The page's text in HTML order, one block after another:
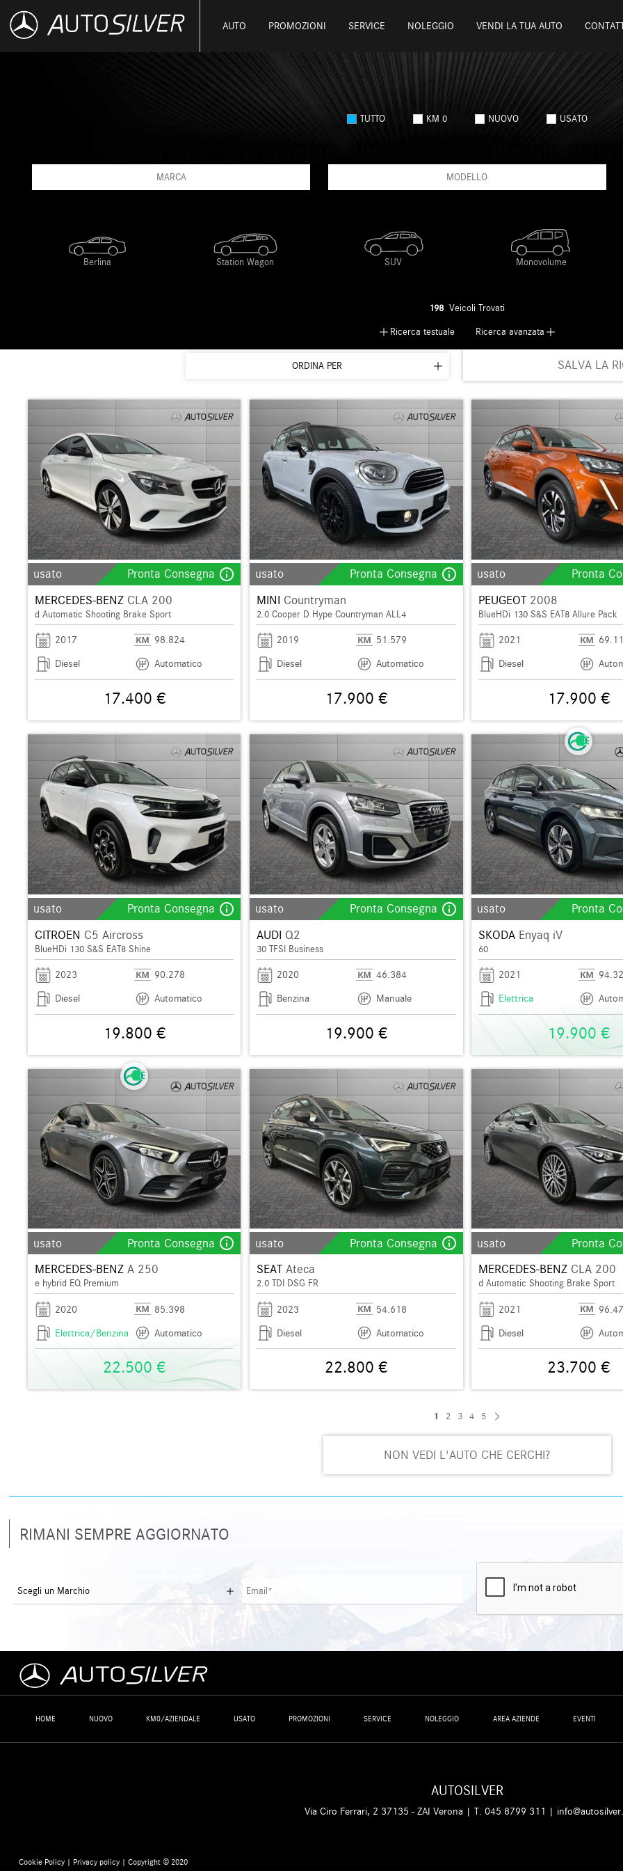
AUTO PROMOZIONI SERVICE NOLEGGIO VENDI LA TUA AUTO
TUTTO KM 0 NUOVO USATO
MARCA MODELLO
198 Veicoli Trovati
Ricerca testuale
Ricerca avanzata
ORDINA PER SALVA LA
usato Pronta Consegna info_outline
MERCEDES-BENZCLA 200
d Automatic Shooting Brake Sport
2017
98.824
Diesel
Automatico
17.400 €
usato Pronta Consegna info_outline
MINI Countryman
2.0 Cooper D Hype Countryman ALL4
2019
51.579
Diesel
Automatico
17.900 €
usato Pronta
PEUGEOT 2008
BlueHDi 130 S&S EAT8 Allure Pack
2021
Diesel
17.900 €
usato Pronta Consegna info_outline
CITROEN C5 Aircross
BlueHDi 130 S&S EAT8 Shine
2023
90.278
Diesel
Automatico
19.800 €
usato Pronta Consegna info_outline
AUDI Q2
30 TFSI Business
2020
46.384
Benzina
Manuale
19.900 €
usato Pronta
SKODA Enyaq iV
60
2021
Elettrica
19.900 €
usato Pronta Consegna info_outline
MERCEDES-BENZA 250
e hybrid EQ Premium
2020
85.398
Elettrica/Benzina
Automatico
22.500 €
usato Pronta Consegna info_outline
SEAT Ateca
2.0 TDI DSG FR
2023
54.618
Diesel
Automatico
22.800 €
usato Pronta
MERCEDES-BENZ CLA 200
d Automatic Shooting Brake Sport
2021
Diesel
23.700 €
1 2 3 4 5
NON VEDI L'AUTO CHE CERCHI?
RIMANI SEMPRE AGGIORNATO
HOME NUOVO KM0/AZIENDALE USATO PROMOZIONI SERVICE NOLEGGIO AREA AZIENDE EVENTI
AUTOSILVER
Via Ciro Ferrari, 2 37135 - ZAI Verona | T.045 8799 311 |
Cookie Policy | Privacy policy| Copyright © 2020